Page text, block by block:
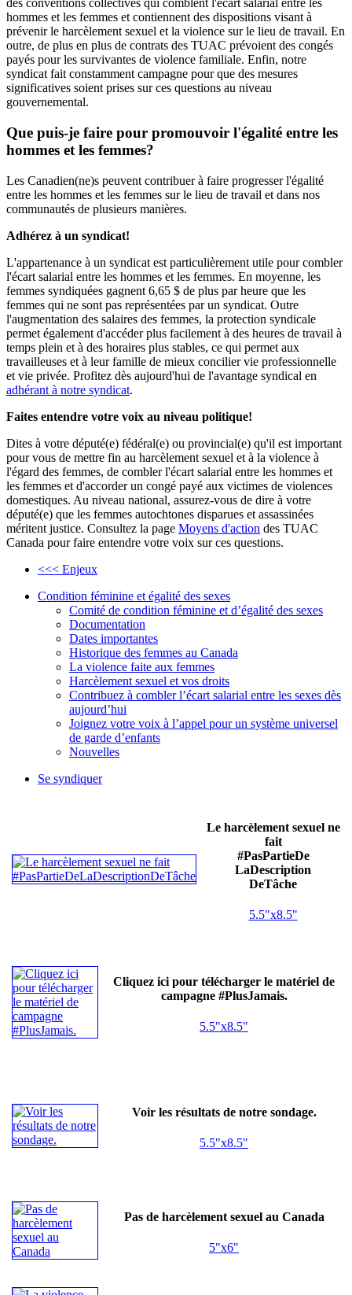
des conventions collectives qui comblent l'écart salarial entre les
hommes et les femmes et contiennent des dispositions visant à
prévenir le harcèlement sexuel et la violence sur le lieu de travail. En
outre, de plus en plus de contrats des TUAC prévoient des congés
payés pour les survivantes de violence familiale. Enfin, notre
syndicat fait constamment campagne pour que des mesures
significatives soient prises sur ces questions au niveau
gouvernemental.
Que puis-je faire pour promouvoir l'égalité entre les
hommes et les femmes?
Les Canadien(ne)s peuvent contribuer à faire progresser l'égalité
entre les hommes et les femmes sur le lieu de travail et dans nos
communautés de plusieurs manières.
Adhérez à un syndicat!
L'appartenance à un syndicat est particulièrement utile pour combler
l'écart salarial entre les hommes et les femmes. En moyenne, les
femmes syndiquées gagnent 6,65 $ de plus par heure que les
femmes qui ne sont pas représentées par un syndicat. Outre
l'augmentation des salaires des femmes, la protection syndicale
permet également d'accéder plus facilement à des heures de travail à
temps plein et à des horaires plus stables, ce qui permet aux
travailleuses et à leur famille de mieux concilier vie professionnelle
et vie privée. Profitez dès aujourd'hui de l'avantage syndical en
adhérant à notre syndicat.
Faites entendre votre voix au niveau politique!
Dites à votre député(e) fédéral(e) ou provincial(e) qu'il est important
pour vous de mettre fin au harcèlement sexuel et à la violence à
l'égard des femmes, de combler l'écart salarial entre les hommes et
les femmes et d'accorder un congé payé aux victimes de violences
domestiques. Au niveau national, assurez-vous de dire à votre
député(e) que les femmes autochtones disparues et assassinées
méritent justice. Consultez la page Moyens d'action des TUAC
Canada pour faire entendre votre voix sur ces questions.
<<< Enjeux
Condition féminine et égalité des sexes
Comité de condition féminine et d’égalité des sexes
Documentation
Dates importantes
Historique des femmes au Canada
La violence faite aux femmes
Harcèlement sexuel et vos droits
Contribuez à combler l’écart salarial entre les sexes dès
aujourd’hui
Joignez votre voix à l’appel pour un système universel
de garde d’enfants
Nouvelles
Se syndiquer
Le harcèlement sexuel ne
fait
#PasPartieDe
LaDescription
DeTâche
5.5"x8.5"
Cliquez ici pour télécharger le matériel de
campagne #PlusJamais.
5.5"x8.5"
Voir les résultats de notre sondage.
5.5"x8.5"
Pas de harcèlement sexuel au Canada
5"x6"